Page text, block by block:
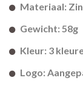
Materiaal:
Gewicht: 58g
Kleur: 3
Logo: